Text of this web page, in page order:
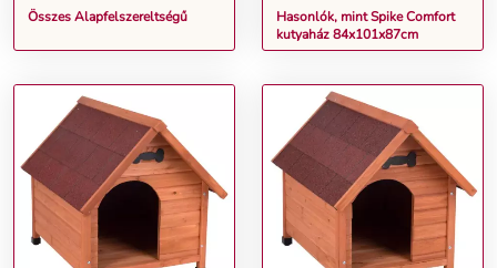
Összes Alapfelszereltségű
Hasonlók, mint Spike Comfort
kutyaház 84x101x87cm